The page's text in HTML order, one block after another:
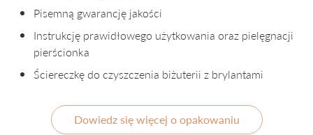
Pisemną gwarancję jakości
Instrukcję prawidłowego użytkowania oraz pielęgnacji
pierścionka
Ściereczkę do czyszczenia biżuterii z brylantami
Dowiedz się więcej o opakowaniu